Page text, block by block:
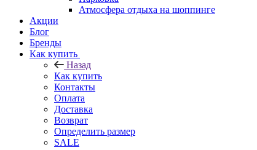
Атмосфера отдыха на шоппинге
Акции
Блог
Бренды
Как купить
Назад
Как купить
Контакты
Оплата
Доставка
Возврат
Определить размер
SALE